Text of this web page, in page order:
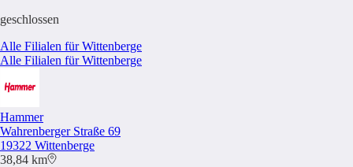
geschlossen
Alle Filialen für Wittenberge
Alle Filialen für Wittenberge
Hammer
Wahrenberger Straße 69
19322 Wittenberge
38,84 km